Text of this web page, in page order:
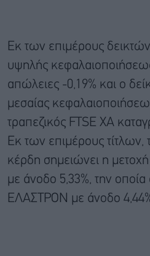
Εκ των επιμέρους
υψηλής
απώλειες -0,19% και ο
μεσαίας
τραπεζικός FTSE ΧΑ
Εκ των επιμέρους τίτλων,
κέρδη σημειώνει η μετοχή
με άνοδο 5,33%, την οποία
ΕΛΑΣΤΡΟΝ με άνοδο